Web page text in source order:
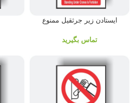
ایستادن زیر جرثقیل ممنوع
تماس بگیرید